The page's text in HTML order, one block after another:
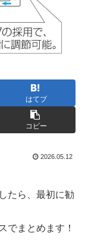
はてブ
コピー
2026.05.12
たら、最初に勧
でまとめます！